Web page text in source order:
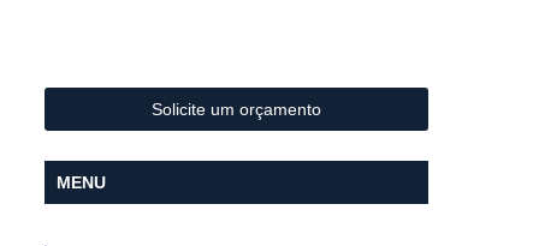
Conformação para Tubo
de Metal
Conformação
Solicite um orçamento
MENU